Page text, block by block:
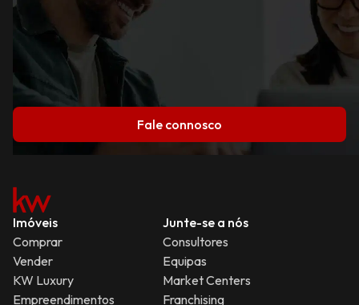
Fale connosco
Imóveis
Comprar
Vender
KW Luxury
Empreendimentos
Junte-se a nós
Consultores
Equipas
Market Centers
Franchising